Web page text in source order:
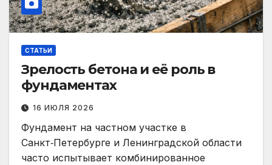
СТАТЬИ
Зрелость бетона и её роль в
фундаментах
16 ИЮЛЯ 2026
Фундамент на частном участке в
Санкт‑Петербурге и Ленинградской области
часто испытывает комбинированное